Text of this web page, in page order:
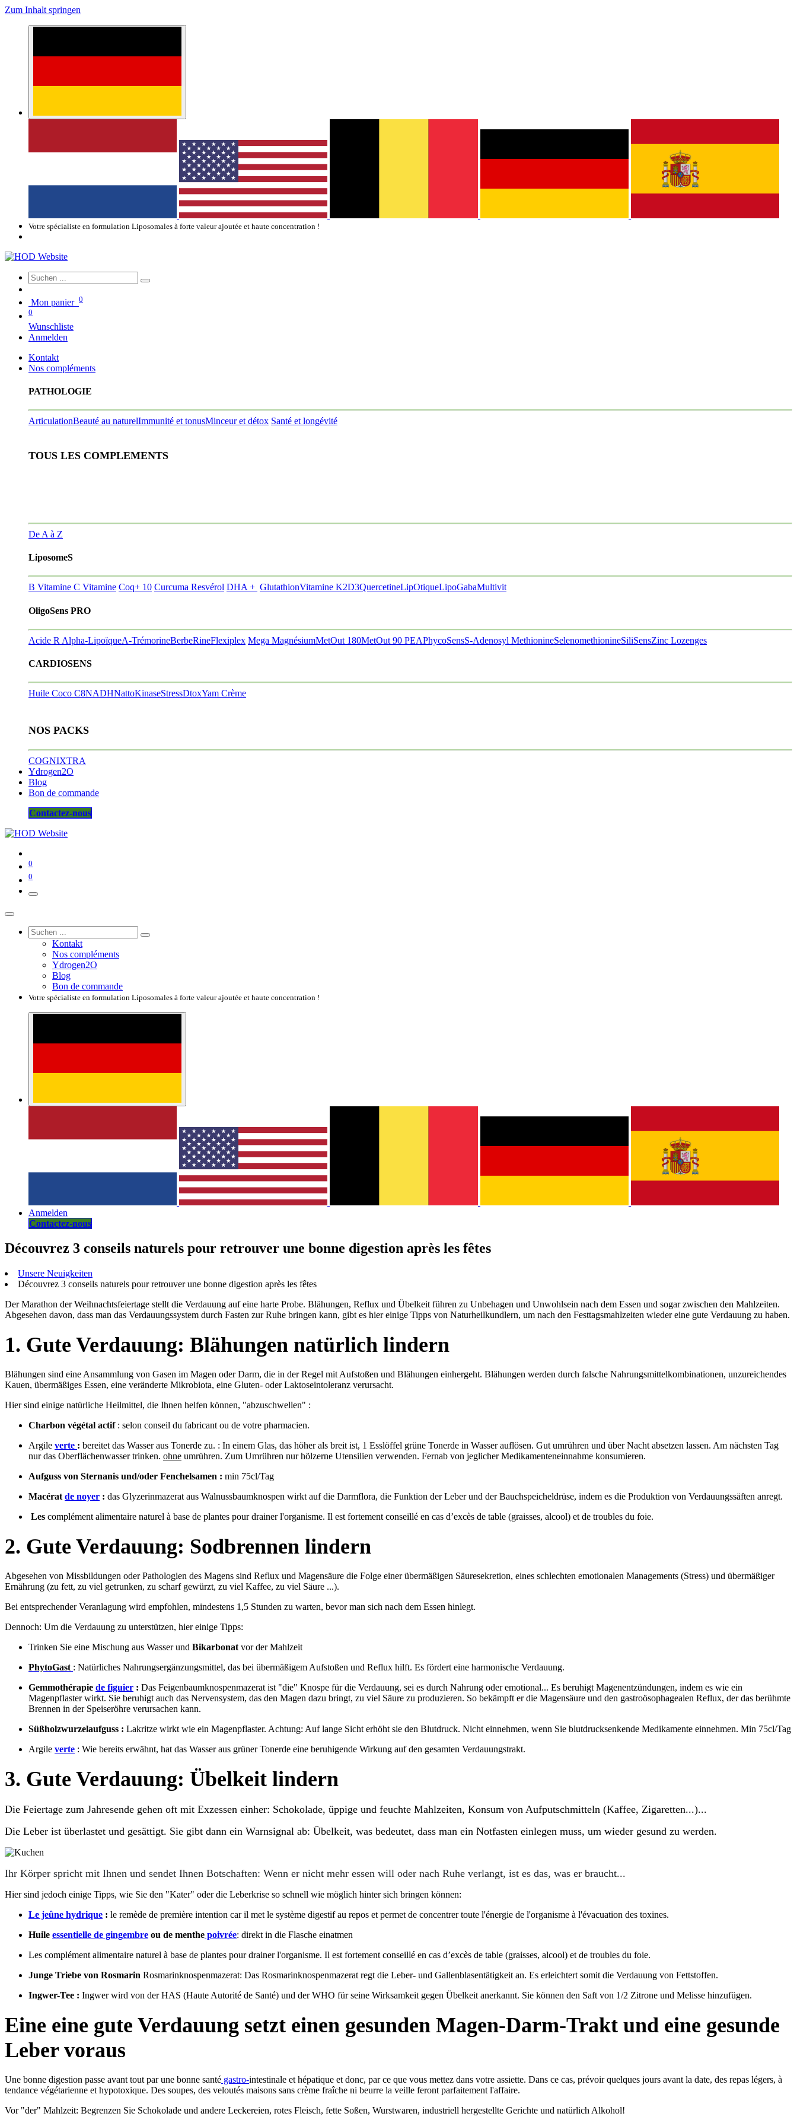
Zum Inhalt springen
Votre spécialiste en formulation Liposomales à forte valeur ajoutée et haute concentration !
Mon panier 0
0
Wunschliste
Anmelden
Kontakt
Nos compléments
PATHOLOGIE
ArticulationBeauté au naturelImmunité et tonusMinceur et détox Santé et longévité
TOUS LES COMPLEMENTS
De A à Z
LiposomeS
B Vitamine C Vitamine Coq+ 10 Curcuma Resvérol DHA + GlutathionVitamine K2D3QuercetineLipOtiqueLipoGabaMultivit
OligoSens PRO
Acide R Alpha-LipoïqueA-TrémorineBerbeRineFlexiplex Mega MagnésiumMetOut 180MetOut 90 PEAPhycoSensS-Adenosyl MethionineSelenomethionineSiliSensZinc Lozenges
CARDIOSENS
Huile Coco C8NADHNattoKinaseStressDtoxYam Crème
NOS PACKS
COGNIXTRA
Ydrogen2O
Blog
Bon de commande
Contactez-nous
0
0
Kontakt
Nos compléments
Ydrogen2O
Blog
Bon de commande
Votre spécialiste en formulation Liposomales à forte valeur ajoutée et haute concentration !
Anmelden
Contactez-nous
Découvrez 3 conseils naturels pour retrouver une bonne digestion après les fêtes
Unsere Neuigkeiten
Découvrez 3 conseils naturels pour retrouver une bonne digestion après les fêtes
Der Marathon der Weihnachtsfeiertage stellt die Verdauung auf eine harte Probe. Blähungen, Reflux und Übelkeit führen zu Unbehagen und Unwohlsein nach dem Essen und sogar zwischen den Mahlzeiten.
Abgesehen davon, dass man das Verdauungssystem durch Fasten zur Ruhe bringen kann, gibt es hier einige Tipps von Naturheilkundlern, um nach den Festtagsmahlzeiten wieder eine gute Verdauung zu haben.
1. Gute Verdauung: Blähungen natürlich lindern
Blähungen sind eine Ansammlung von Gasen im Magen oder Darm, die in der Regel mit Aufstoßen und Blähungen einhergeht. Blähungen werden durch falsche Nahrungsmittelkombinationen, unzureichendes
Kauen, übermäßiges Essen, eine veränderte Mikrobiota, eine Gluten- oder Laktoseintoleranz verursacht.
Hier sind einige natürliche Heilmittel, die Ihnen helfen können, "abzuschwellen" :
Charbon végétal actif : selon conseil du fabricant ou de votre pharmacien.
Argile verte : bereitet das Wasser aus Tonerde zu. : In einem Glas, das höher als breit ist, 1 Esslöffel grüne Tonerde in Wasser auflösen. Gut umrühren und über Nacht absetzen lassen. Am nächsten Tag
nur das Oberflächenwasser trinken. ohne umrühren. Zum Umrühren nur hölzerne Utensilien verwenden. Fernab von jeglicher Medikamenteneinnahme konsumieren.
Aufguss von Sternanis und/oder Fenchelsamen : min 75cl/Tag
Macérat ​de noyer : das Glyzerinmazerat aus Walnussbaumknospen wirkt auf die Darmflora, die Funktion der Leber und der Bauchspeicheldrüse, indem es die Produktion von Verdauungssäften anregt.
Les complément alimentaire naturel à base de plantes pour drainer l'organisme. Il est fortement conseillé en cas d’excès de table (graisses, alcool) et de troubles du foie.
2. Gute Verdauung: Sodbrennen lindern
Abgesehen von Missbildungen oder Pathologien des Magens sind Reflux und Magensäure die Folge einer übermäßigen Säuresekretion, eines schlechten emotionalen Managements (Stress) und übermäßiger
Ernährung (zu fett, zu viel getrunken, zu scharf gewürzt, zu viel Kaffee, zu viel Säure ...).
Bei entsprechender Veranlagung wird empfohlen, mindestens 1,5 Stunden zu warten, bevor man sich nach dem Essen hinlegt.
Dennoch: Um die Verdauung zu unterstützen, hier einige Tipps:
Trinken Sie eine Mischung aus Wasser und Bikarbonat vor der Mahlzeit
PhytoGast : Natürliches Nahrungsergänzungsmittel, das bei übermäßigem Aufstoßen und Reflux hilft. Es fördert eine harmonische Verdauung.
Gemmothérapie ​de figuier : Das Feigenbaumknospenmazerat ist "die" Knospe für die Verdauung, sei es durch Nahrung oder emotional... Es beruhigt Magenentzündungen, indem es wie ein
Magenpflaster wirkt. Sie beruhigt auch das Nervensystem, das den Magen dazu bringt, zu viel Säure zu produzieren. So bekämpft er die Magensäure und den gastroösophagealen Reflux, der das berühmte
Brennen in der Speiseröhre verursachen kann.
Süßholzwurzelaufguss : Lakritze wirkt wie ein Magenpflaster. Achtung: Auf lange Sicht erhöht sie den Blutdruck. Nicht einnehmen, wenn Sie blutdrucksenkende Medikamente einnehmen. Min 75cl/Tag
Argile verte : Wie bereits erwähnt, hat das Wasser aus grüner Tonerde eine beruhigende Wirkung auf den gesamten Verdauungstrakt.
3. Gute Verdauung: Übelkeit lindern
Die Feiertage zum Jahresende gehen oft mit Exzessen einher: Schokolade, üppige und feuchte Mahlzeiten, Konsum von Aufputschmitteln (Kaffee, Zigaretten...)...
Die Leber ist überlastet und gesättigt. Sie gibt dann ein Warnsignal ab: Übelkeit, was bedeutet, dass man ein Notfasten einlegen muss, um wieder gesund zu werden.
Ihr Körper spricht mit Ihnen und sendet Ihnen Botschaften: Wenn er nicht mehr essen will oder nach Ruhe verlangt, ist es das, was er braucht...
Hier sind jedoch einige Tipps, wie Sie den "Kater" oder die Leberkrise so schnell wie möglich hinter sich bringen können:
Le jeûne hydrique : le remède de première intention car il met le système digestif au repos et permet de concentrer toute l'énergie de l'organisme à l'évacuation des toxines.
Huile ​essentielle de gingembre ou de menthe ​ poivrée: direkt in die Flasche einatmen
Les complément alimentaire naturel à base de plantes pour drainer l'organisme. Il est fortement conseillé en cas d’excès de table (graisses, alcool) et de troubles du foie.
Junge Triebe von Rosmarin Rosmarinknospenmazerat: Das Rosmarinknospenmazerat regt die Leber- und Gallenblasentätigkeit an. Es erleichtert somit die Verdauung von Fettstoffen.
Ingwer-Tee : Ingwer wird von der HAS (Haute Autorité de Santé) und der WHO für seine Wirksamkeit gegen Übelkeit anerkannt. Sie können den Saft von 1/2 Zitrone und Melisse hinzufügen.
Eine eine gute Verdauung setzt einen gesunden Magen-Darm-Trakt und eine gesunde
Leber voraus
Une bonne digestion passe avant tout par une bonne santé gastro-intestinale et hépatique et donc, par ce que vous mettez dans votre assiette. Dans ce cas, prévoir quelques jours avant la date, des repas légers, à
tendance végétarienne et hypotoxique. Des soupes, des veloutés maisons sans crème fraîche ni beurre la veille feront parfaitement l'affaire.
Vor "der" Mahlzeit: Begrenzen Sie Schokolade und andere Leckereien, rotes Fleisch, fette Soßen, Wurstwaren, industriell hergestellte Gerichte und natürlich Alkohol!